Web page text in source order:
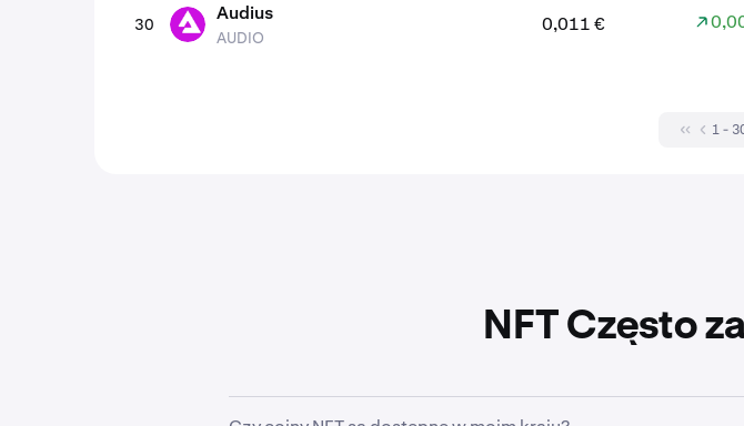
30 AUDIO Audius
AUDIO
0,011 €
1 -
NFT Często